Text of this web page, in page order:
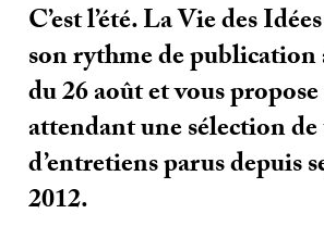
C’est l’été. La Vie des
son rythme de
du 26 août et vous
attendant une sélection de
d’entretiens parus depuis
2012.